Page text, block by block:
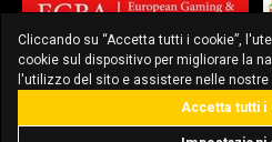
bonus fino a 3.010€
Cliccando su “Accetta tutti i cookie”,
cookie sul dispositivo per migliorare la
l'utilizzo del sito e assistere nelle
Accetta tutti i